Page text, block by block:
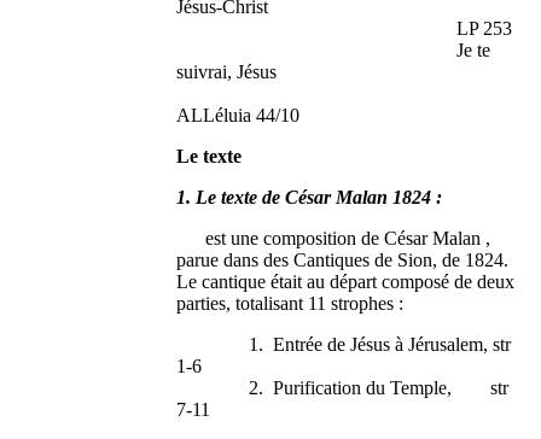
Jésus-Christ
LP 253
Je te
suivrai, Jésus
ALLéluia 44/10
Le texte
1. Le texte de César Malan 1824 :
est une composition de César Malan ,
parue dans des Cantiques de Sion, de 1824.
Le cantique était au départ composé de deux
parties, totalisant 11 strophes :
1. Entrée de Jésus à Jérusalem, str
1-6
2. Purification du Temple, str
7-11